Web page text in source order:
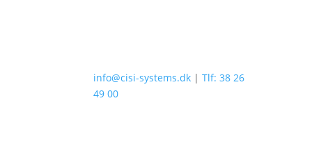
info@cisi-systems.dk |Tlf: 38 26
49 00